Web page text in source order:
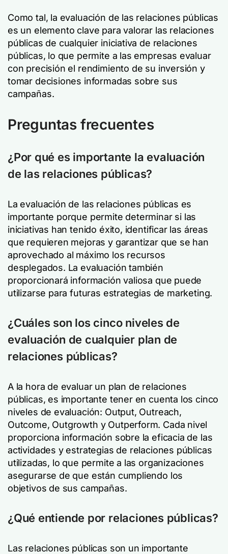
Como tal, la evaluación de las relaciones públicas
es un elemento clave para valorar las relaciones
públicas de cualquier iniciativa de relaciones
públicas, lo que permite a las empresas evaluar
con precisión el rendimiento de su inversión y
tomar decisiones informadas sobre sus
campañas.
Preguntas frecuentes
¿Por qué es importante la evaluación
de las relaciones públicas?
La evaluación de las relaciones públicas es
importante porque permite determinar si las
iniciativas han tenido éxito, identificar las áreas
que requieren mejoras y garantizar que se han
aprovechado al máximo los recursos
desplegados. La evaluación también
proporcionará información valiosa que puede
utilizarse para futuras estrategias de marketing.
¿Cuáles son los cinco niveles de
evaluación de cualquier plan de
relaciones públicas?
A la hora de evaluar un plan de relaciones
públicas, es importante tener en cuenta los cinco
niveles de evaluación: Output, Outreach,
Outcome, Outgrowth y Outperform. Cada nivel
proporciona información sobre la eficacia de las
actividades y estrategias de relaciones públicas
utilizadas, lo que permite a las organizaciones
asegurarse de que están cumpliendo los
objetivos de sus campañas.
¿Qué entiende por relaciones públicas?
Las relaciones públicas son un importante